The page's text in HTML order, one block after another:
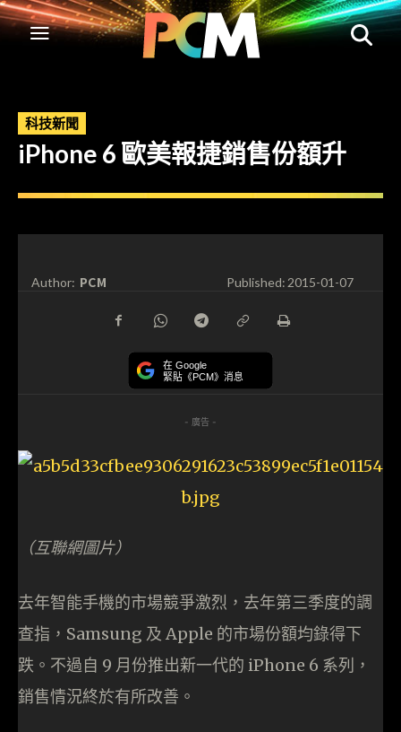
科技新聞
iPhone 6 歐美報捷銷售份額升
Author: PCM Published:2015-01-07
在 Google
緊貼《PCM》消息
- 廣告 -
（互聯網圖片）
去年智能手機的市場競爭激烈，去年第三季度的調
查指，Samsung 及 Apple 的市場份額均錄得下
跌。不過自 9 月份推出新一代的 iPhone 6 系列，
銷售情況終於有所改善。